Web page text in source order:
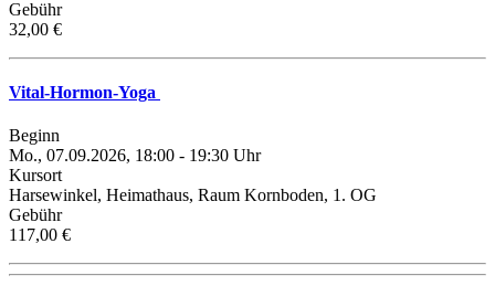
Gebühr
32,00 €
Vital-Hormon-Yoga
Beginn
Mo., 07.09.2026, 18:00 - 19:30 Uhr
Kursort
Harsewinkel, Heimathaus, Raum Kornboden, 1. OG
Gebühr
117,00 €